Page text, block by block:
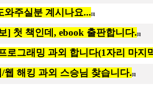
와주실분 계시나요... [1]
] 첫 책인데, ebook 출판합니다. [1]
로그래밍 과외 합니다(1자리 마지
웹 해킹 과외 스승님 찾습니다. [1]